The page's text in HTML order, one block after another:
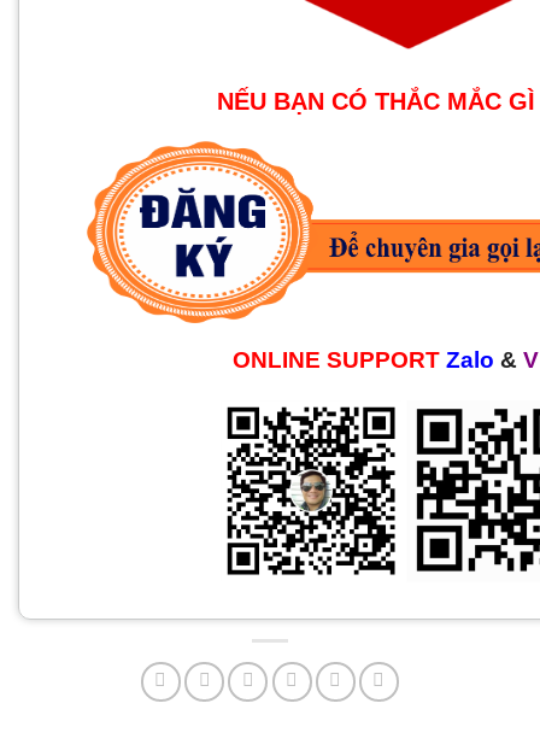
NẾU BẠN CÓ THẮC MẮC
ONLINE SUPPORT Zalo &